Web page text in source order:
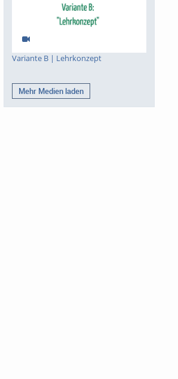
Variante B | Lehrkonzept
Mehr Medien laden